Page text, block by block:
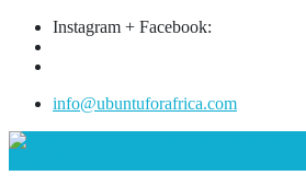
Instagram + Facebook:
info@ubuntuforafrica.com